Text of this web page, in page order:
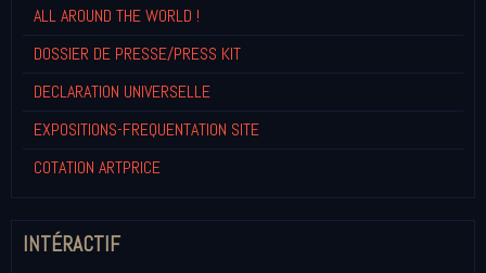
ALL AROUND THE WORLD !
DOSSIER DE PRESSE/PRESS KIT
DECLARATION UNIVERSELLE
EXPOSITIONS-FREQUENTATION SITE
COTATION ARTPRICE
INTÉRACTIF